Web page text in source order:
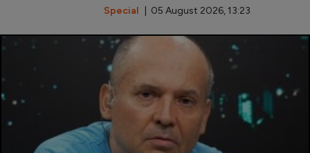
Special | 05 August 2026, 13:23